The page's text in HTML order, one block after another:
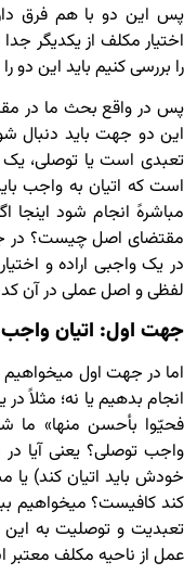
پس این دو با هم فرق
اختیار مکلف از یکدیگر
را بررسی کنیم باید این دو
پس در واقع بحث ما در
این دو جهت باید دنبال
تعبدی است یا توصلی،
است که اتیان به واجب
مباشرهً انجام شود اینجا
مقتضای اصل چیست؟ در
در یک واجبی اراده و
لفظی و اصل عملی در آن
جهت اول: اتیان واجب
اما در جهت اول می‏خواهیم
انجام بدهیم یا نه؛ مثلاً
فحیّوا بأحسن منها» ما
واجب توصلی؟ یعنی آیا
خودش باید اتیان کند)
کند کافیست؟ می‏خواهیم
تعبدیت و توصلیت به
عمل از ناحیه مکلف معتبر